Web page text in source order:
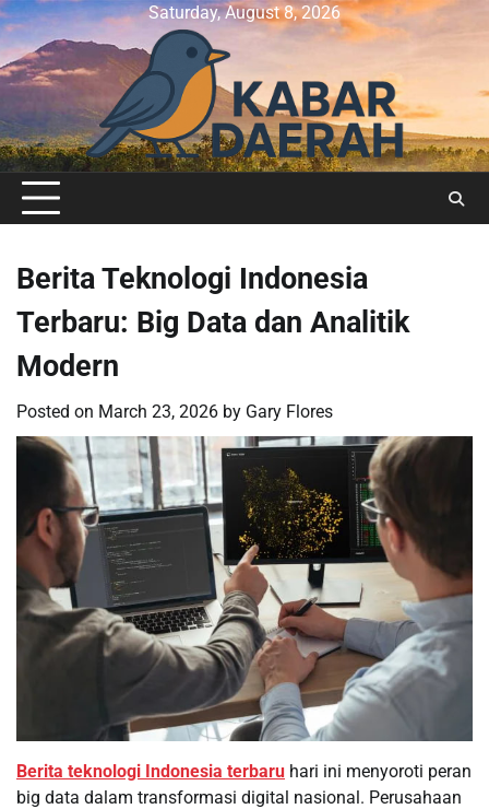
Skip
to
content
Saturday, August 8, 2026
Berita Teknologi Indonesia
Terbaru: Big Data dan Analitik
Modern
Posted on March 23, 2026 by Gary Flores
Berita teknologi Indonesia terbaru hari ini menyoroti peran
big data dalam transformasi digital nasional. Perusahaan